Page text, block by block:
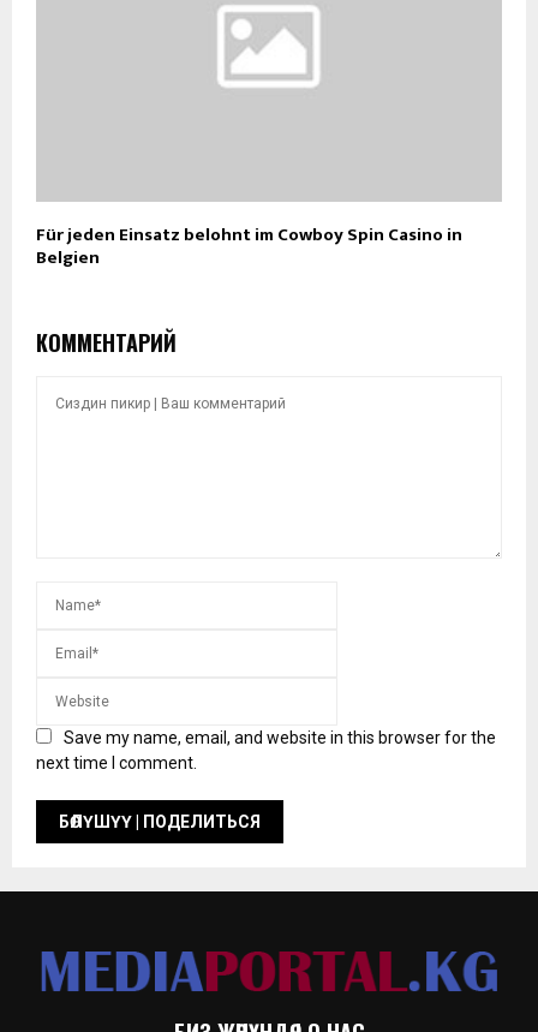
Für jeden Einsatz belohnt im Cowboy Spin Casino in
Belgien
КОММЕНТАРИЙ
Save my name, email, and website in this browser for the
next time I comment.